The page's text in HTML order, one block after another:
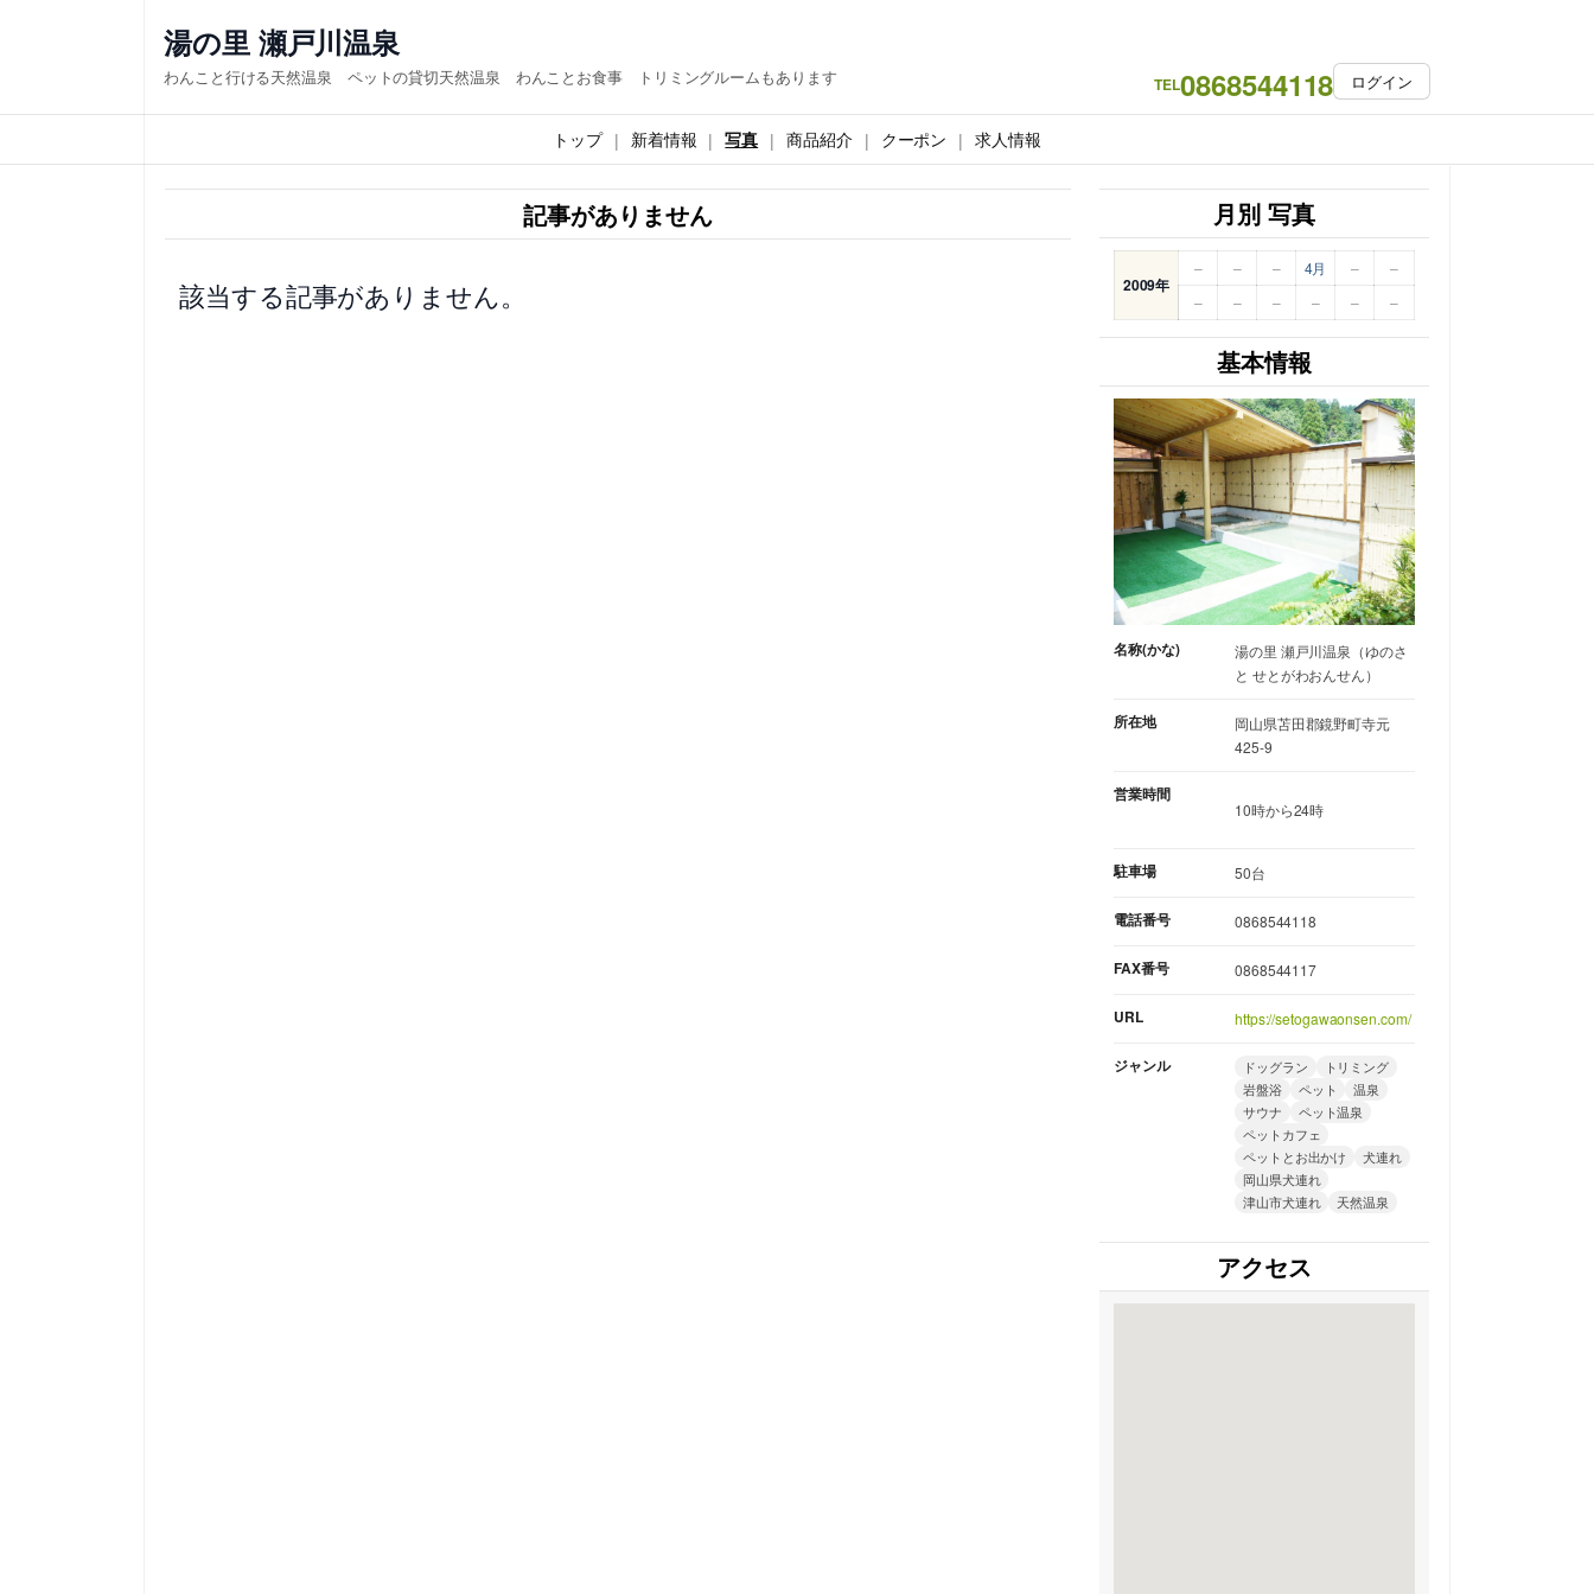
ス
キ
湯の里 瀬戸川温泉
わんこと行ける天然温泉 ペットの貸切天然温泉 わんことお食事 トリミングルームもあります TEL0868544118 ログイン
トップ 新着情報 写真 商品紹介 クーポン 求人情報
記事がありません
該当する記事がありません。
月別 写真
2009年
– – – 4月 –
–
–
– – – – –
基本情報
名称(かな)
湯の里 瀬戸川温泉（ゆのさ
と せとがわおんせん）
所在地
岡山県苫田郡鏡野町寺元
425-9
営業時間
10時から24時
駐車場 50台
電話番号 0868544118
FAX番号 0868544117
URL https://setogawaonsen.com/
ジャンル ドッグラン
トリミング
岩盤浴
ペット
温泉
サウナ
ペット温泉
ペットカフェ
ペットとお出かけ
犬連れ
岡山県犬連れ
津山市犬連れ
天然温泉
アクセス